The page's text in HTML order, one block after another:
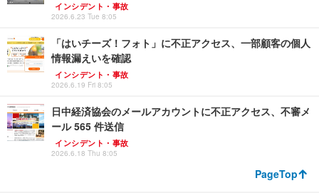
インシデント・事故
2026.6.23 Tue 8:05
「はいチーズ！フォト」に不正アクセス、一部顧客の個人
情報漏えいを確認
インシデント・事故
2026.6.19 Fri 8:05
日中経済協会のメールアカウントに不正アクセス、不審メ
ール 565 件送信
インシデント・事故
2026.6.18 Thu 8:05
PageTop